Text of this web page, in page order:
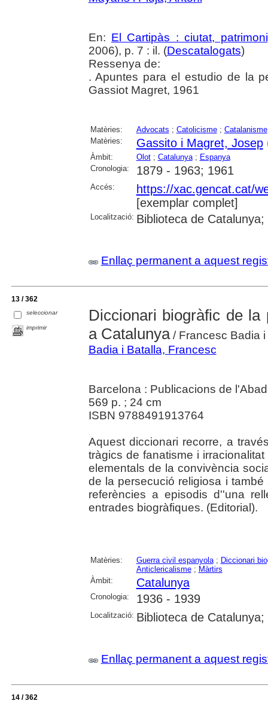
En: El Cartipàs : ciutat,
2006), p. 7 : il. (Descatalogats)
Ressenya de:
. Apuntes para el estudio de la
Gassiot Magret, 1961
Matèries: Advocats ; Catolicisme; Catalanisme
Matèries:
Gassito i Magret, Josep
Àmbit: Olot; Catalunya; Espanya
Cronologia:
1879 - 1963; 1961
Accés:
https://xac.gencat.cat/
[exemplar complet]
Localització: Biblioteca de
Enllaç permanent a aquest
13 / 362
seleccionar
imprimir
Diccionari biogràfic de
a Catalunya/ Francesc Badia i
Badia i Batalla, Francesc
Barcelona : Publicacions de
569 p. ; 24 cm
ISBN 9788491913764
Aquest diccionari recorre, a
tràgics de fanatisme i
elementals de la convivència
de la persecució religiosa i
referències a episodis d''una
entrades biogràfiques. (Editorial).
Matèries: Guerra civil espanyola; Diccionari
Anticlericalisme; Màrtirs
Àmbit:
Catalunya
Cronologia: 1936 - 1939
Localització: Biblioteca de
Enllaç permanent a aquest
14 / 362